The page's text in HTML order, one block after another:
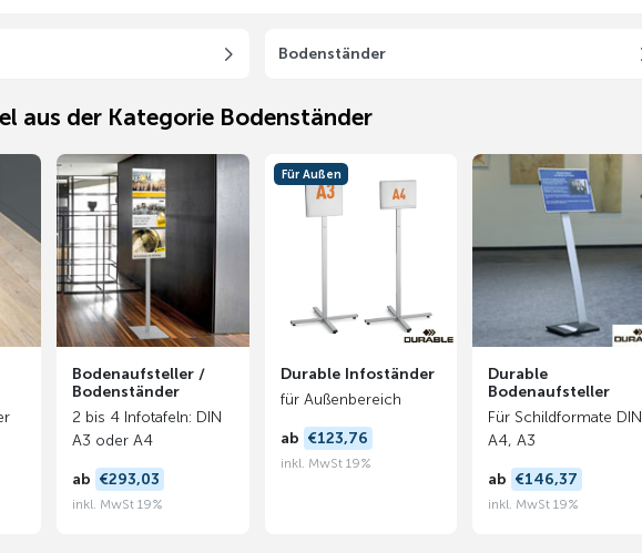
Bodenständer
aus der Kategorie Bodenständer
Bodenaufsteller /
Bodenständer
2 bis 4 Infotafeln: DIN
A3 oder A4
ab €293,03
inkl. MwSt 19%
Durable Infoständer
für Außenbereich
ab €123,76
inkl. MwSt 19%
Für Außen
Durable
Bodenaufsteller
Für Schildformate DIN
A4, A3
ab €146,37
inkl. MwSt 19%